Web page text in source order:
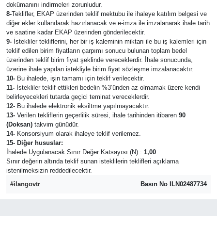
dokümanını indirmeleri zorunludur.
8-Teklifler, EKAP üzerinden teklif mektubu ile ihaleye katılım belgesi ve
diğer ekler kullanılarak hazırlanacak ve e-imza ile imzalanarak ihale tarih
ve saatine kadar EKAP üzerinden gönderilecektir.
9-İstekliler tekliflerini, her bir iş kaleminin miktarı ile bu iş kalemleri için
teklif edilen birim fiyatların çarpımı sonucu bulunan toplam bedel
üzerinden teklif birim fiyat şeklinde vereceklerdir. İhale sonucunda,
üzerine ihale yapılan istekliyle birim fiyat sözleşme imzalanacaktır.
10-Bu ihalede, işin tamamı için teklif verilecektir.
11-İstekliler teklif ettikleri bedelin %3’ünden az olmamak üzere kendi
belirleyecekleri tutarda geçici teminat vereceklerdir.
12-Bu ihalede elektronik eksiltme yapılmayacaktır.
13-Verilen tekliflerin geçerlilik süresi, ihale tarihinden itibaren 90
(Doksan)takvim günüdür.
14-Konsorsiyum olarak ihaleye teklif verilemez.
15- Diğer hususlar:
İhalede Uygulanacak Sınır Değer Katsayısı (N) : 1,00
Sınır değerin altında teklif sunan isteklilerin teklifleri açıklama
istenilmeksizin reddedilecektir.
#ilangovtr
Basın No ILN02487734